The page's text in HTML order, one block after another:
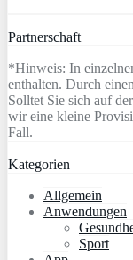
Partnerschaft
*Hinweis: In
enthalten. Durch
Solltet Sie sich auf
wir eine kleine
Fall.
Kategorien
Allgemein
Anwendungen
Sport